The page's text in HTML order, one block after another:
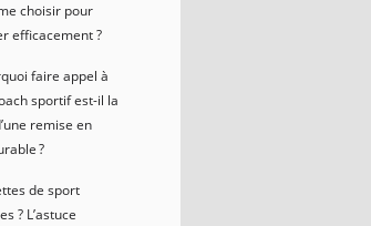
choisir pour
efficacement ?
faire appel à
sportif est-il la
remise en
?
de sport
? L’astuce